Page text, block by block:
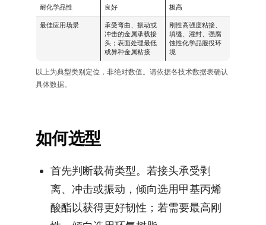
耐化学品性 良好 极高
最佳应用场景
承受弯曲、振动或
冲击的金属承载接
头；表面处理最低
或异种金属粘接
刚性高强度粘接、
填缝、灌封、强腐
蚀性化学品服役环
境
以上为典型类别定位，非绝对数值。请依据各技术数据表确认
具体数据。
如何选型
首先判断载荷类型。若接头承受剥
离、冲击或振动，倾向选用甲基丙烯
酸酯以获得更好韧性；若需要最高刚